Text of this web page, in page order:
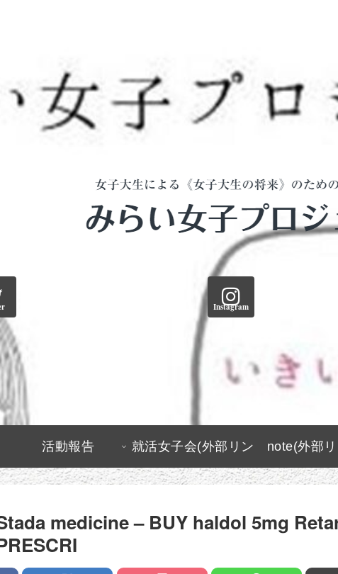
Instagram
活動報告 就活女子会(外部リン
ク)
note(外部
medicine – BUY haldol 5mg